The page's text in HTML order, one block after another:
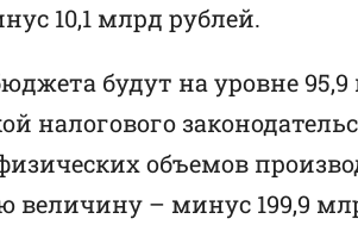
10,1 млрд рублей.
будут на уровне
налогового
объемов
величину – минус 199,9